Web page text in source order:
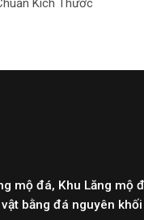
Kích Thước
mộ đá, Khu Lăng mộ
bằng đá nguyên khối